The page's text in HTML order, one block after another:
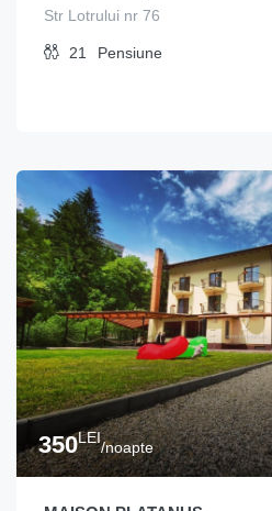
Str Lotrului nr 76
21 Pensiune
350LEI
/noapte